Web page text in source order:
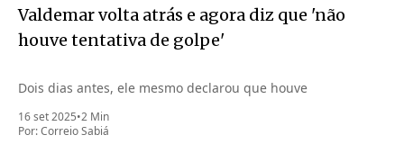
Valdemar volta atrás e agora diz que 'não
houve tentativa de golpe'
Dois dias antes, ele mesmo declarou que houve
16 set 2025•2 Min
Por:Correio Sabiá